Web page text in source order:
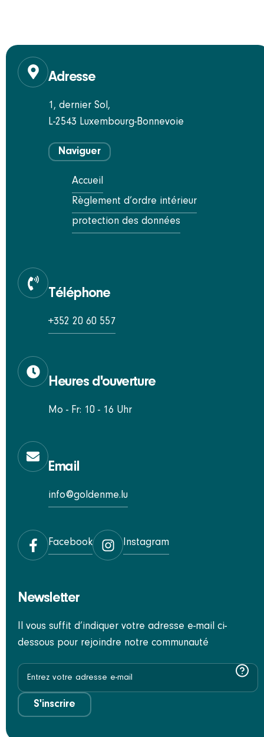
Adresse
1, dernier Sol,
L-2543 Luxembourg-Bonnevoie
Naviguer
Accueil
Règlement d’ordre intérieur
protection des données
Téléphone
+352 20 60 557
Heures d'ouverture
Mo - Fr: 10 - 16 Uhr
Email
info@goldenme.lu
Facebook Instagram
Newsletter
Il vous suffit d’indiquer votre adresse e-mail ci-
dessous pour rejoindre notre communauté
S'inscrire